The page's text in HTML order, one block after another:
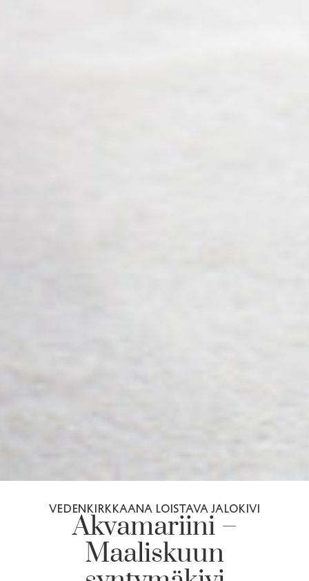
VEDENKIRKKAANA LOISTAVA JALOKIVI
Akvamariini –
Maaliskuun